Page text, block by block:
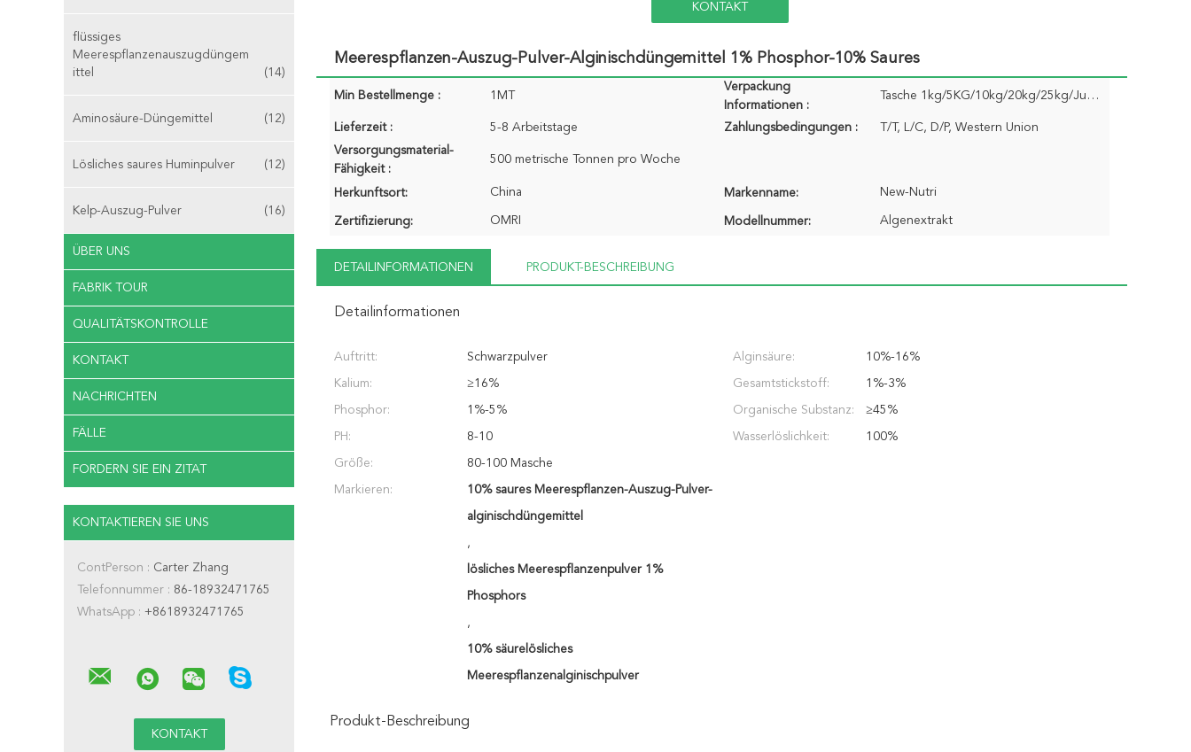
flüssiges
Meerespflanzenauszugdüngem
ittel
(14)
Aminosäure-Düngemittel (12)
Lösliches saures Huminpulver (12)
Kelp-Auszug-Pulver (16)
ÜBER UNS
FABRIK TOUR
QUALITÄTSKONTROLLE
KONTAKT
NACHRICHTEN
FÄLLE
FORDERN SIE EIN ZITAT
KONTAKTIEREN SIE UNS
ContPerson : Carter Zhang
Telefonnummer : 86-18932471765
WhatsApp : +8618932471765
KONTAKT
Meerespflanzen-Auszug-Pulver-Alginischdüngemittel 1% Phosphor-10% Saures
Min Bestellmenge : 1MT
Verpackung
Informationen :
Tasche 1kg/5KG/10kg/20kg/25kg/Jumbo
Lieferzeit : 5-8 Arbeitstage Zahlungsbedingungen :
T/T, L/C, D/P, Western Union
Versorgungsmaterial-
Fähigkeit :
500 metrische Tonnen pro Woche
Herkunftsort: China Markenname: New-Nutri
Zertifizierung: OMRI Modellnummer: Algenextrakt
DETAILINFORMATIONEN PRODUKT-BESCHREIBUNG
Detailinformationen
Auftritt: Schwarzpulver Alginsäure: 10%-16%
Kalium: ≥16% Gesamtstickstoff: 1%-3%
Phosphor: 1%-5% Organische Substanz: ≥45%
PH: 8-10 Wasserlöslichkeit: 100%
Größe: 80-100 Masche
Markieren: 10% saures Meerespflanzen-Auszug-Pulver-
alginischdüngemittel
,
lösliches Meerespflanzenpulver 1%
Phosphors
,
10% säurelösliches
Meerespflanzenalginischpulver
Produkt-Beschreibung